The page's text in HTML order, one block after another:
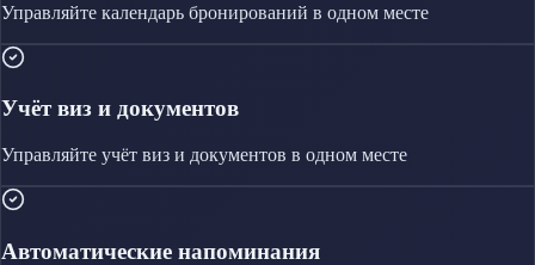
Управляйте календарь бронирований в одном месте
Учёт виз и документов
Управляйте учёт виз и документов в одном месте
Автоматические напоминания